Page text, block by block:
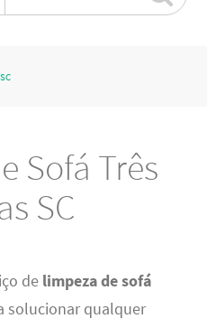
Sofá Três
SC
de limpeza de sofá
solucionar qualquer